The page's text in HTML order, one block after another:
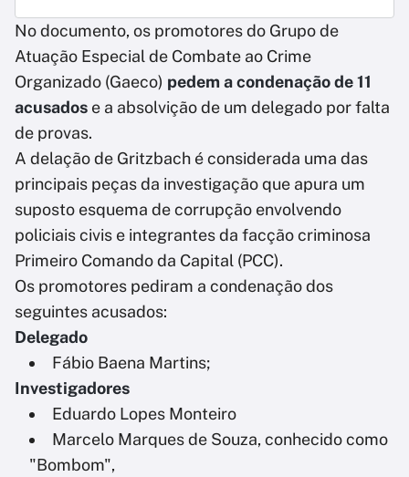
No documento, os promotores do Grupo de
Atuação Especial de Combate ao Crime
Organizado (Gaeco) pedem a condenação de 11
acusados e a absolvição de um delegado por falta
de provas.
A delação de Gritzbach é considerada uma das
principais peças da investigação que apura um
suposto esquema de corrupção envolvendo
policiais civis e integrantes da facção criminosa
Primeiro Comando da Capital (PCC).
Os promotores pediram a condenação dos
seguintes acusados:
Delegado
Fábio Baena Martins;
Investigadores
Eduardo Lopes Monteiro
Marcelo Marques de Souza, conhecido como
"Bombom",